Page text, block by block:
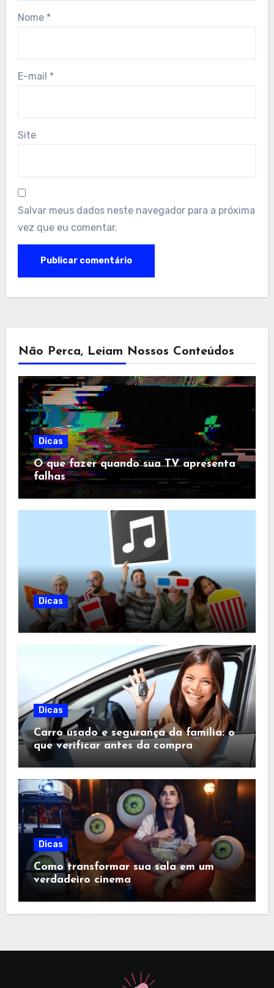
Nome *
E-mail *
Site
Salvar meus dados neste navegador para a próxima
vez que eu comentar.
Não Perca, Leiam Nossos Conteúdos
Dicas
O que fazer quando sua TV apresenta
falhas
Dicas
Dicas
Carro usado e segurança da família: o
que verificar antes da compra
Dicas
Como transformar sua sala em um
verdadeiro cinema